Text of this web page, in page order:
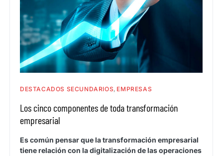
DESTACADOS SECUNDARIOS EMPRESAS
Los cinco componentes de toda transformación
empresarial
Es común pensar que la transformación empresarial
tiene relación con la digitalización de las operaciones